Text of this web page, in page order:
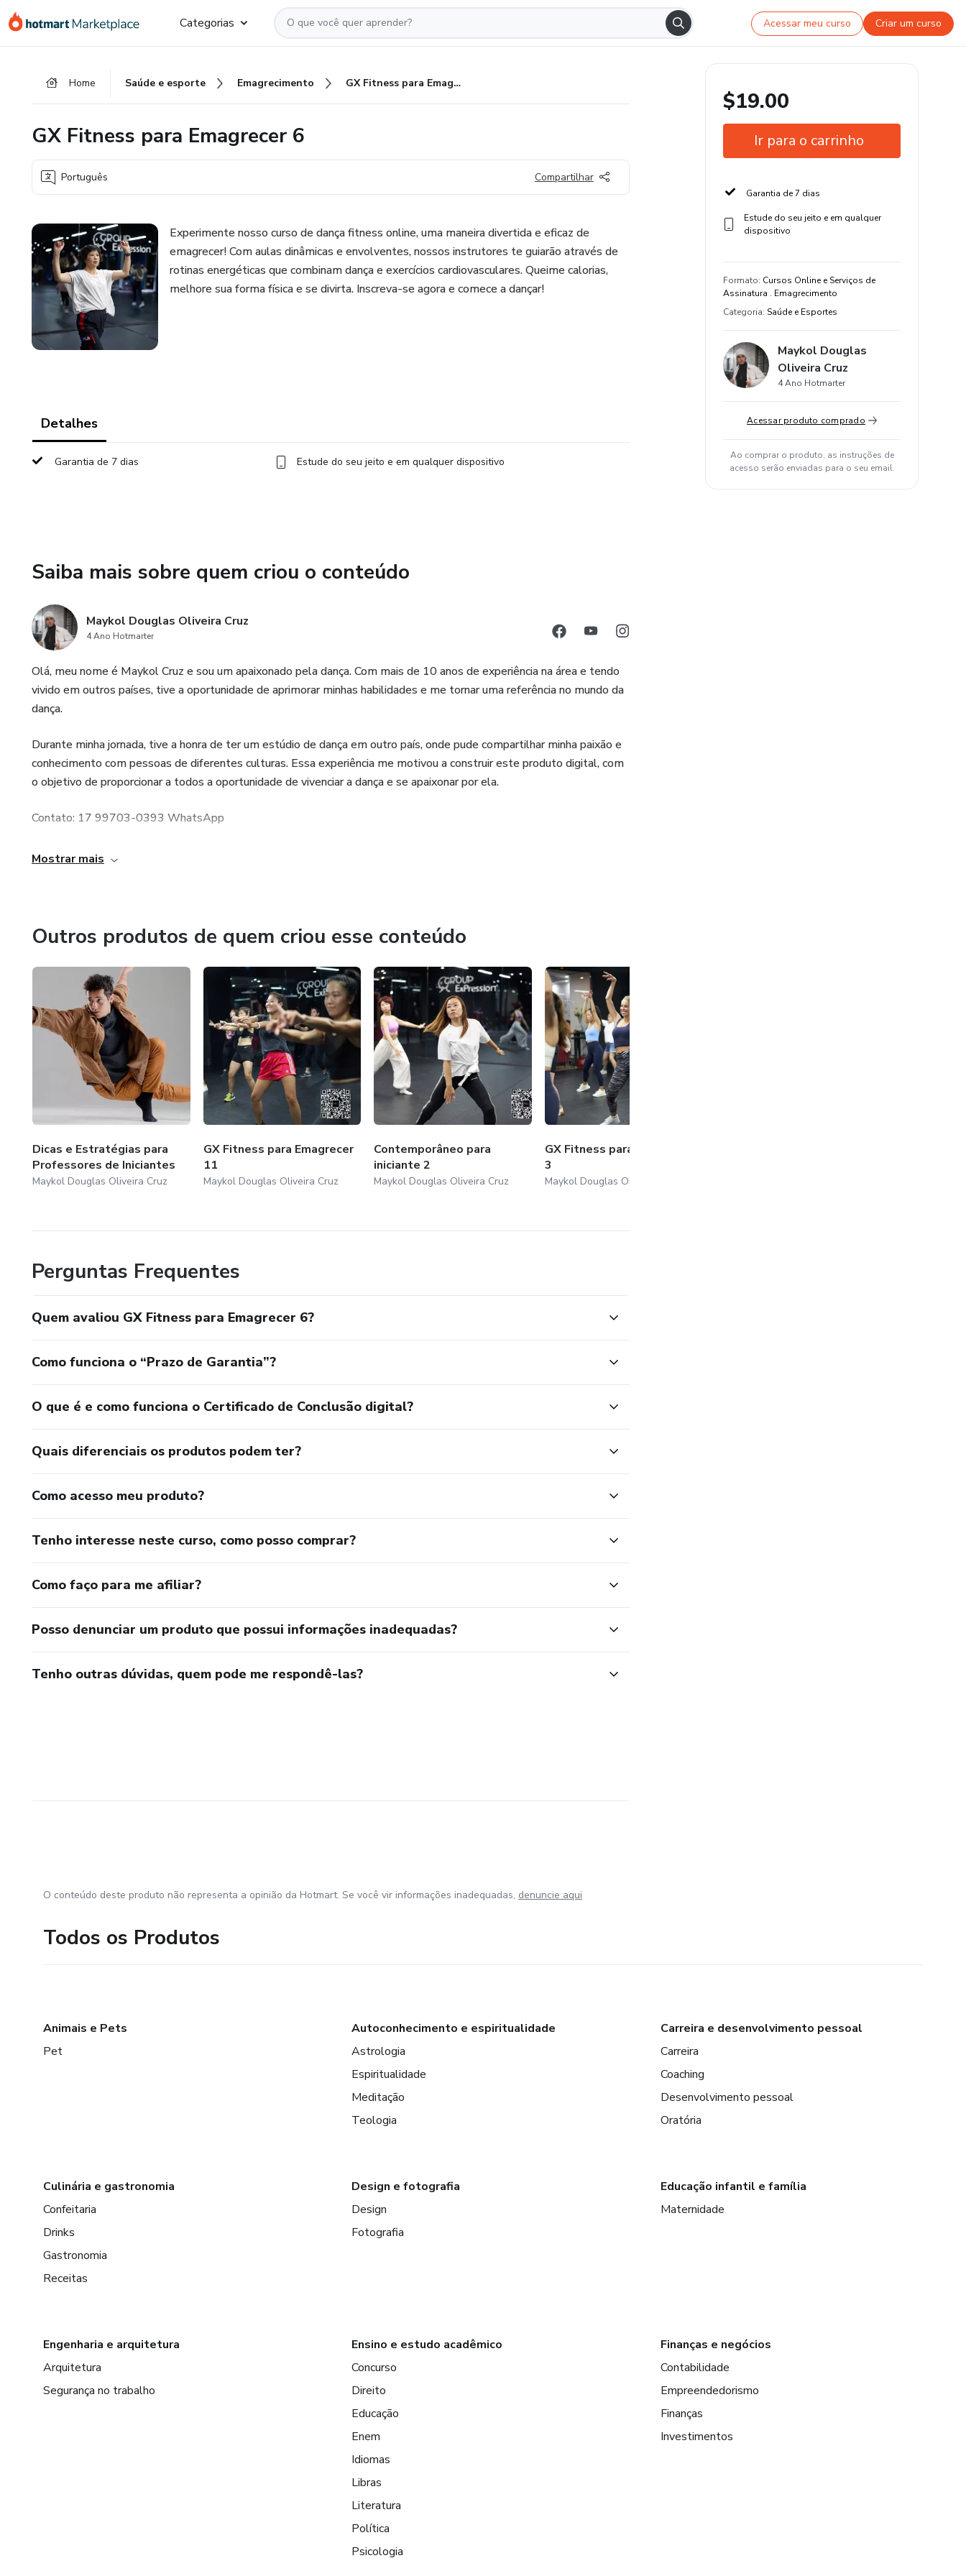
para
para
para
Categorias Acessar meu curso Criar um curso
Home Saúde e esporte Emagrecimento GX Fitness para Emagrecer 6
GX Fitness para Emagrecer 6
Português Compartilhar
Experimente nosso curso de dança fitness online, uma maneira divertida e eficaz de
emagrecer! Com aulas dinâmicas e envolventes, nossos instrutores te guiarão através de
rotinas energéticas que combinam dança e exercícios cardiovasculares. Queime calorias,
melhore sua forma física e se divirta. Inscreva-se agora e comece a dançar!
Detalhes
Garantia de 7 dias Estude do seu jeito e em qualquer dispositivo
Saiba mais sobre quem criou o conteúdo
Maykol Douglas Oliveira Cruz
4 Ano Hotmarter
Olá, meu nome é Maykol Cruz e sou um apaixonado pela dança. Com mais de 10 anos de experiência na área e tendo
vivido em outros países, tive a oportunidade de aprimorar minhas habilidades e me tornar uma referência no mundo da
dança.
Durante minha jornada, tive a honra de ter um estúdio de dança em outro país, onde pude compartilhar minha paixão e
conhecimento com pessoas de diferentes culturas. Essa experiência me motivou a construir este produto digital, com
o objetivo de proporcionar a todos a oportunidade de vivenciar a dança e se apaixonar por ela.
Contato: 17 99703-0393 WhatsApp
Mostrar mais
Outros produtos de quem criou esse conteúdo
Dicas e Estratégias para
Professores de Iniciantes
Maykol Douglas Oliveira Cruz
GX Fitness para Emagrecer
11
Maykol Douglas Oliveira Cruz
Contemporâneo para
iniciante 2
Maykol Douglas Oliveira Cruz
GX Fitness para Emagrecer
3
Maykol Douglas Oliveira Cruz
Perguntas Frequentes
Quem avaliou GX Fitness para Emagrecer 6?
Como funciona o “Prazo de Garantia”?
O que é e como funciona o Certificado de Conclusão digital?
Quais diferenciais os produtos podem ter?
Como acesso meu produto?
Tenho interesse neste curso, como posso comprar?
Como faço para me afiliar?
Posso denunciar um produto que possui informações inadequadas?
Tenho outras dúvidas, quem pode me respondê-las?
$19.00
Ir para o carrinho
Garantia de 7 dias
Estude do seu jeito e em qualquer
dispositivo
Formato: Cursos Online e Serviços de
Assinatura . Emagrecimento
Categoria: Saúde e Esportes
Maykol Douglas
Oliveira Cruz
4 Ano Hotmarter
Acessar produto comprado
Ao comprar o produto, as instruções de
acesso serão enviadas para o seu email.
O conteúdo deste produto não representa a opinião da Hotmart. Se você vir informações inadequadas, denuncie aqui
Todos os Produtos
Animais e Pets
Pet
Autoconhecimento e espiritualidade
Astrologia
Espiritualidade
Meditação
Teologia
Carreira e desenvolvimento pessoal
Carreira
Coaching
Desenvolvimento pessoal
Oratória
Culinária e gastronomia
Confeitaria
Drinks
Gastronomia
Receitas
Design e fotografia
Design
Fotografia
Educação infantil e família
Maternidade
Engenharia e arquitetura
Arquitetura
Segurança no trabalho
Ensino e estudo acadêmico
Concurso
Direito
Educação
Enem
Idiomas
Libras
Literatura
Política
Psicologia
Finanças e negócios
Contabilidade
Empreendedorismo
Finanças
Investimentos